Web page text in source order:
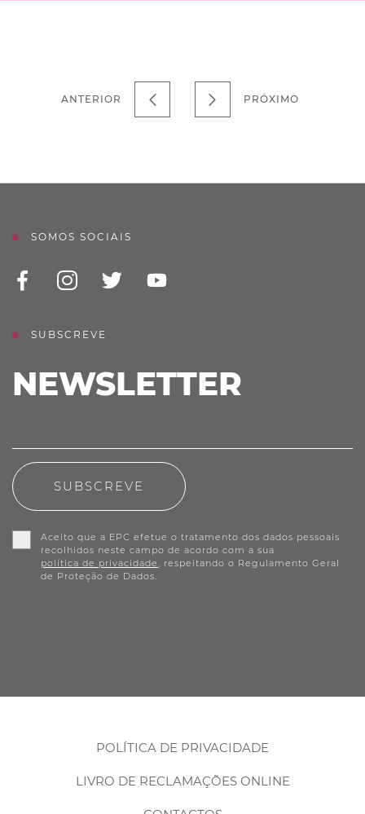
ANTERIOR PRÓXIMO
SOMOS SOCIAIS
SUBSCREVE
NEWSLETTER
SUBSCREVE
Aceito que a EPC efetue o tratamento dos dados pessoais
recolhidos neste campo de acordo com a sua
política de privacidade , respeitando o Regulamento Geral
de Proteção de Dados.
POLÍTICA DE PRIVACIDADE
LIVRO DE RECLAMAÇÕES ONLINE